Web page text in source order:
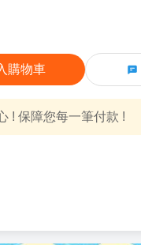
購物車
! 保障您每一筆付款 !